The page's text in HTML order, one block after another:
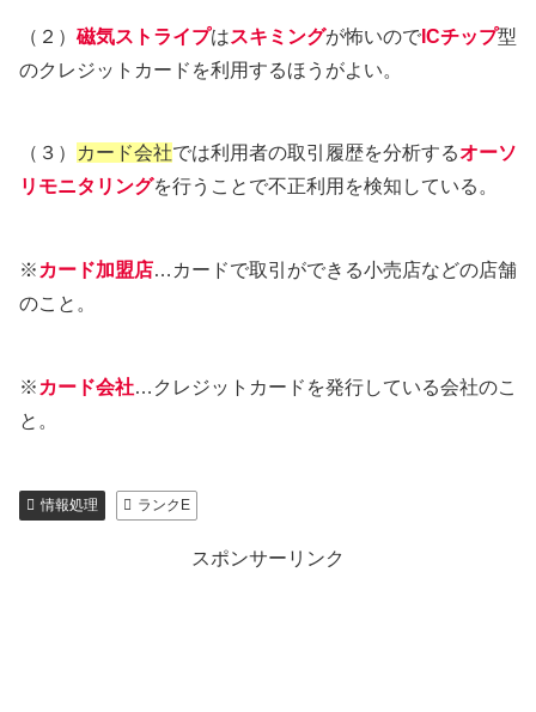
（２） 磁気ストライプはスキミングが怖いので ICチップ型
のクレジットカードを利用するほうがよい。
（３） カード会社では利用者の取引履歴を分析するオーソ
リモニタリングを行うことで不正利用を検知している。
※ カード加盟店…カードで取引ができる小売店などの店舗
のこと。
※ カード会社…クレジットカードを発行している会社のこ
と。
情報処理 ランクE
スポンサーリンク